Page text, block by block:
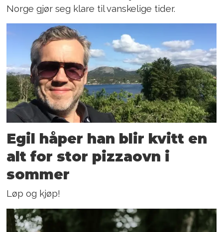
Norge gjør seg klare til vanskelige tider.
Egil håper han blir kvitt en
alt for stor pizzaovn i
sommer
Løp og kjøp!